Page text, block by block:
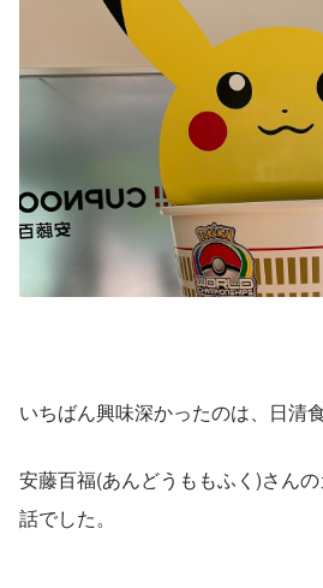
いちばん興味深かったのは、日清
安藤百福(あんどうももふく)さん
話でした。